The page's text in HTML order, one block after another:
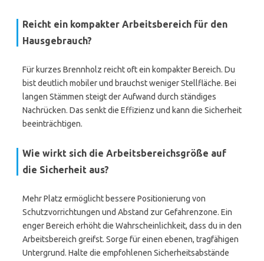
Reicht ein kompakter Arbeitsbereich für den
Hausgebrauch?
Für kurzes Brennholz reicht oft ein kompakter Bereich. Du
bist deutlich mobiler und brauchst weniger Stellfläche. Bei
langen Stämmen steigt der Aufwand durch ständiges
Nachrücken. Das senkt die Effizienz und kann die Sicherheit
beeinträchtigen.
Wie wirkt sich die Arbeitsbereichsgröße auf
die Sicherheit aus?
Mehr Platz ermöglicht bessere Positionierung von
Schutzvorrichtungen und Abstand zur Gefahrenzone. Ein
enger Bereich erhöht die Wahrscheinlichkeit, dass du in den
Arbeitsbereich greifst. Sorge für einen ebenen, tragfähigen
Untergrund. Halte die empfohlenen Sicherheitsabstände